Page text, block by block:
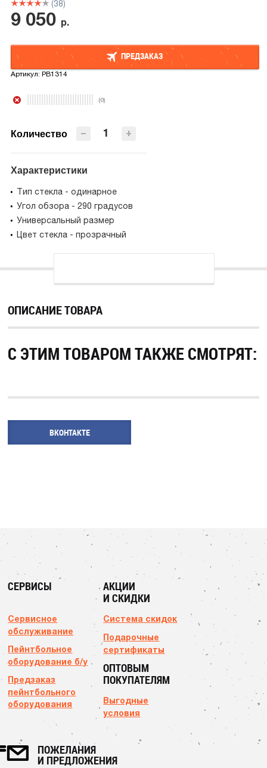
(38)
9 050 р.
ПРЕДЗАКАЗ
Артикул:PB1314
(0)
Количество +
−
Характеристики
Тип стекла - одинарное
Угол обзора - 290 градусов
Универсальный размер
Цвет стекла - прозрачный
ОПИСАНИЕ ТОВАРА
С ЭТИМ ТОВАРОМ ТАКЖЕ СМОТРЯТ:
ВКОНТАКТЕ
СЕРВИСЫ
Сервисное
обслуживание
Пейнтбольное
оборудование б/у
Предзаказ
пейнтбольного
оборудования
АКЦИИ
И СКИДКИ
Система скидок
Подарочные
сертификаты
ОПТОВЫМ
ПОКУПАТЕЛЯМ
Выгодные
условия
ПОЖЕЛАНИЯ
И ПРЕДЛОЖЕНИЯ